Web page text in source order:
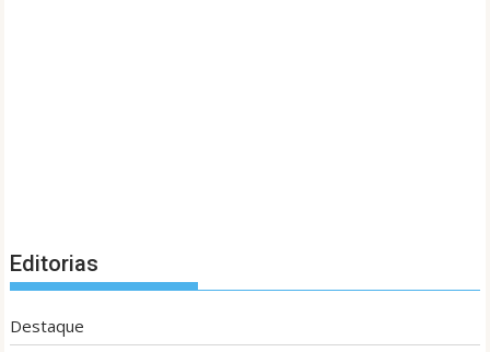
Editorias
Destaque